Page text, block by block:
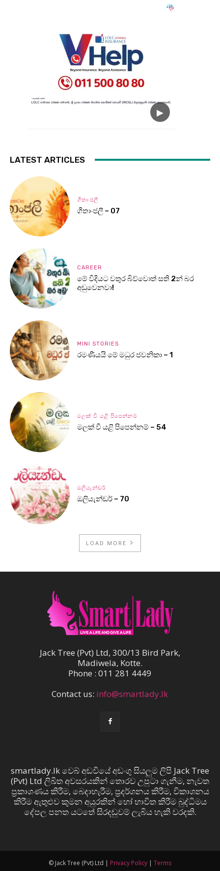
LATEST ARTICLES
ගීතාංජලී
ගීතාංජලී – 07
CAREER
මේ විදියට වතුර බිව්වොත් සති 2න් බර
අඩුවෙනවා!
MINI STORIES
රමණීයයි මේ මධුර ජවනිකා – 1
මලක් වී යළි පිපෙන්නම්
මලක් වී යළි පිපෙන්නම් – 54
ඔලියැන්ඩර්
ඔලියැන්ඩර් – 70
LOAD MORE
Jack Tree (Pvt) Ltd, 300/13 Bird Park,
Madiwela, Kotte.
Phone : 011 281 4449
Contact us: info@smartlady.lk
smartlady.lk වෙබ් අඩවියේ අඩංගු සියලුම ලිපි Jack Tree
(Pvt) Ltd ලිඛිත අවසරයකින් තොරව උපුටා ගැනීම, නැවත
ප්‍රකාශණය කිරීම, බෙදාහැරීම, ප්‍රදර්ශනය කිරීම, විකාශනය
කිරීම ඇතුළුව කුමන අයුරකින් හෝ භාවිත කිරීම බුද්ධිමය
දේපල පනත යටතේ සිරදඬුවම් ලැබිය හැකි වරදකි.
© Jack Tree (Pvt) Ltd | Privacy Policy | Terms